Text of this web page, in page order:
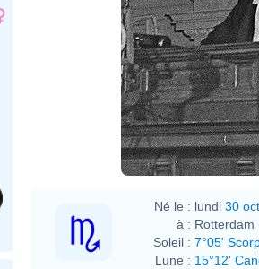
Né le : lundi 30
à : Rotterdam
Soleil : 7°05'
Lune : 15°12'